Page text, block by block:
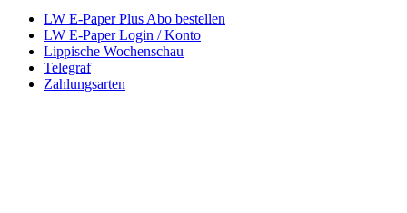
LW E-Paper Plus Abo bestellen
LW E-Paper Login / Konto
Lippische Wochenschau
Telegraf
Zahlungsarten